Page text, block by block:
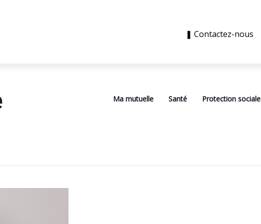
❚ Contactez-nous
Ma mutuelle Santé Protection sociale